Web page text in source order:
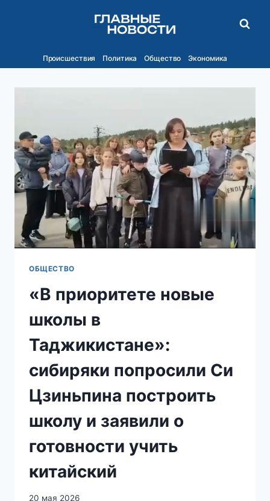
Происшествия Политика Общество Экономика
ОБЩЕСТВО
«В приоритете новые
школы в
Таджикистане»:
сибиряки попросили Си
Цзиньпина построить
школу и заявили о
готовности учить
китайский
20 мая 2026